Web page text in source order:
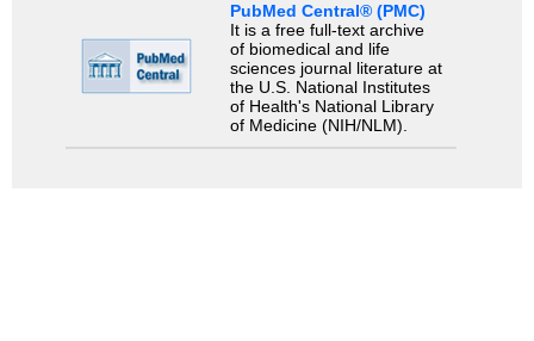
PubMed Central® (PMC)
It is a free full-text archive
of biomedical and life
sciences journal literature at
the U.S. National Institutes
of Health's National Library
of Medicine (NIH/NLM).